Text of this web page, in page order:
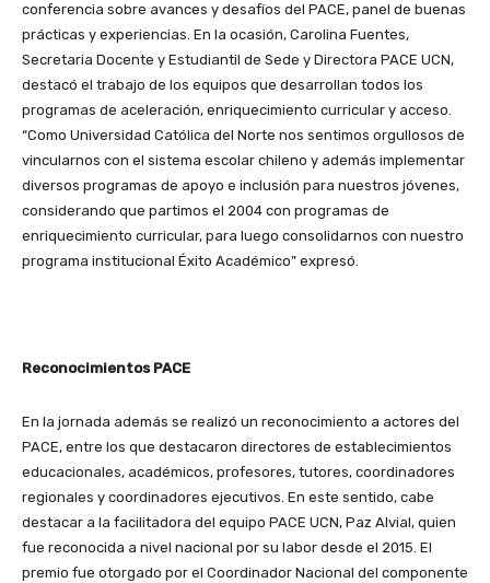
conferencia sobre avances y desafíos del PACE, panel de buenas
prácticas y experiencias. En la ocasión, Carolina Fuentes,
Secretaria Docente y Estudiantil de Sede y Directora PACE UCN,
destacó el trabajo de los equipos que desarrollan todos los
programas de aceleración, enriquecimiento curricular y acceso.
“Como Universidad Católica del Norte nos sentimos orgullosos de
vincularnos con el sistema escolar chileno y además implementar
diversos programas de apoyo e inclusión para nuestros jóvenes,
considerando que partimos el 2004 con programas de
enriquecimiento curricular, para luego consolidarnos con nuestro
programa institucional Éxito Académico” expresó.
Reconocimientos PACE
En la jornada además se realizó un reconocimiento a actores del
PACE, entre los que destacaron directores de establecimientos
educacionales, académicos, profesores, tutores, coordinadores
regionales y coordinadores ejecutivos. En este sentido, cabe
destacar a la facilitadora del equipo PACE UCN, Paz Alvial, quien
fue reconocida a nivel nacional por su labor desde el 2015. El
premio fue otorgado por el Coordinador Nacional del componente